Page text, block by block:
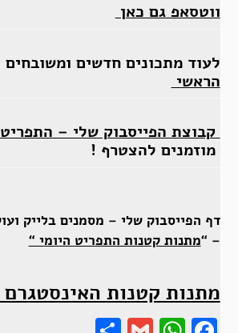
ווטסאפ גם כאן
לעוד מתכונים חדשים
הראשי
קבוצת הפייסבוק שלי – התפריט
מוזמנים להצטרף !
דף הפייסבוק שלי – מסמנים בלייק
– “מתנות קטנות התפריט היומי “
מתנות קטנות האינסטגרם